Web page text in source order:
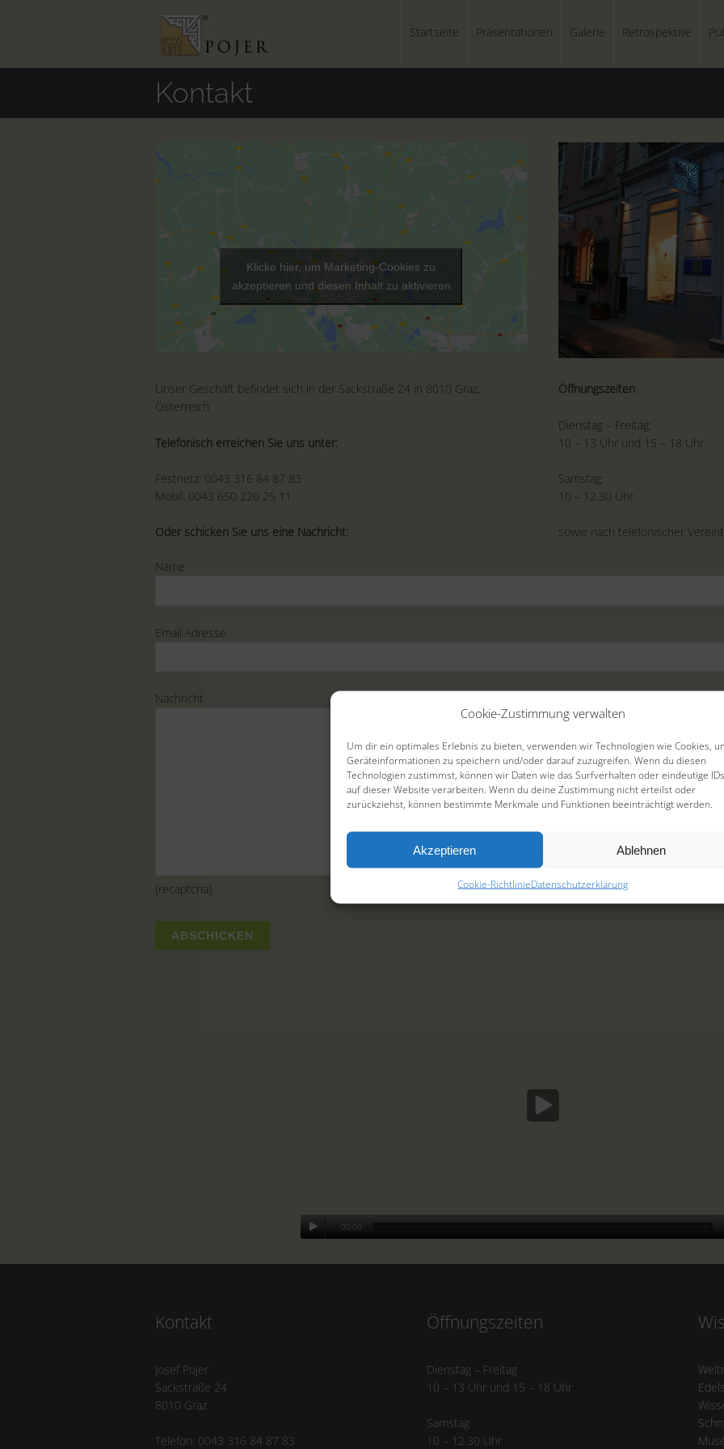
Cookie-Zustimmung verwalten
Um dir ein optimales Erlebnis zu bieten, verwenden wir Technologien wie Cookies,
Geräteinformationen zu speichern und/oder darauf zuzugreifen. Wenn du diesen
Technologien zustimmst, können wir Daten wie das Surfverhalten oder eindeutige IDs
auf dieser Website verarbeiten. Wenn du deine Zustimmung nicht erteilst oder
zurückziehst, können bestimmte Merkmale und Funktionen beeinträchtigt werden.
Akzeptieren Ablehnen
Cookie-RichtlinieDatenschutzerklärung
Startseite Präsentationen Galerie Retrospektive
Kontakt
Klicke hier, um Marketing-Cookies zu
akzeptieren und diesen Inhalt zu aktivieren
Unser Geschäft befindet sich in der Sackstraße 24 in 8010 Graz,
Österreich
Telefonisch erreichen Sie uns unter:
Festnetz: 0043 316 84 87 83
Mobil: 0043 650 220 25 11
Oder schicken Sie uns eine Nachricht:
Öffnungszeiten
Dienstag – Freitag:
10 – 13 Uhr und 15 – 18 Uhr
Samstag:
10 – 12.30 Uhr
sowie nach telefonischer
Name
Email Adresse
Nachricht
[recaptcha]
00:00
Kontakt
Josef Pojer
Sackstraße 24
8010 Graz
Telefon: 0043 316 84 87 83
Öffnungszeiten
Dienstag – Freitag
10 – 13 Uhr und 15 – 18 Uhr
Samstag
10 – 12.30 Uhr